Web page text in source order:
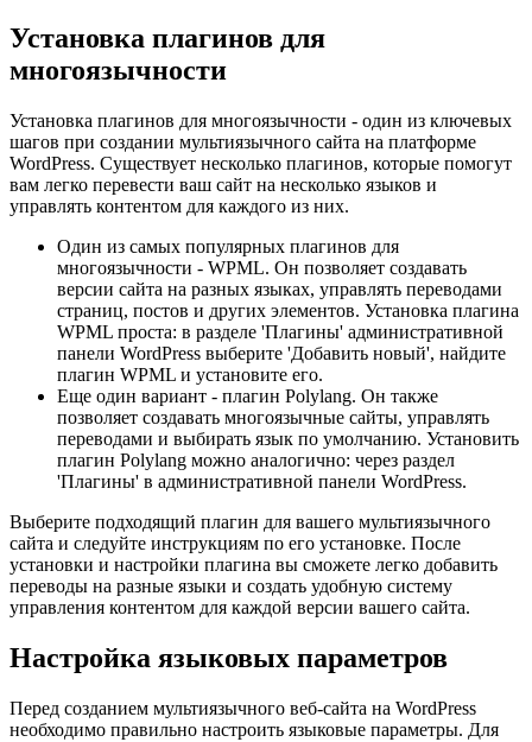
Установка плагинов для
многоязычности
Установка плагинов для многоязычности - один из ключевых
шагов при создании мультиязычного сайта на платформе
WordPress. Существует несколько плагинов, которые помогут
вам легко перевести ваш сайт на несколько языков и
управлять контентом для каждого из них.
Один из самых популярных плагинов для
многоязычности - WPML. Он позволяет создавать
версии сайта на разных языках, управлять переводами
страниц, постов и других элементов. Установка плагина
WPML проста: в разделе 'Плагины' административной
панели WordPress выберите 'Добавить новый', найдите
плагин WPML и установите его.
Еще один вариант - плагин Polylang. Он также
позволяет создавать многоязычные сайты, управлять
переводами и выбирать язык по умолчанию. Установить
плагин Polylang можно аналогично: через раздел
'Плагины' в административной панели WordPress.
Выберите подходящий плагин для вашего мультиязычного
сайта и следуйте инструкциям по его установке. После
установки и настройки плагина вы сможете легко добавить
переводы на разные языки и создать удобную систему
управления контентом для каждой версии вашего сайта.
Настройка языковых параметров
Перед созданием мультиязычного веб-сайта на WordPress
необходимо правильно настроить языковые параметры. Для